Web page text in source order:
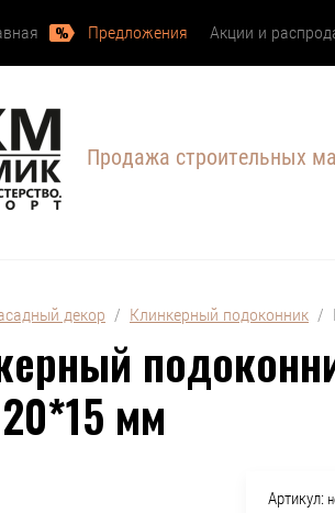
Предложения Акции и
Продажа строительных
декор
  /
Клинкерный подоконник
мм
Артикул: